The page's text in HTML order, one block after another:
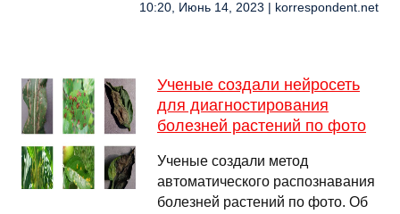
10:20, Июнь 14, 2023 | korrespondent.net
Ученые создали нейросеть
для диагностирования
болезней растений по фото
Ученые создали метод
автоматического распознавания
болезней растений по фото. Об